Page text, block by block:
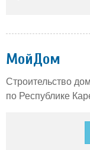
МойДом
Строительство
по Республике